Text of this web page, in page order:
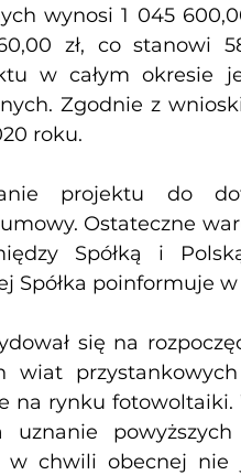
wynosi 1 045
zł, co stanowi
w całym okresie
Zgodnie z
roku.
projektu do
Ostateczne
Spółką i
Spółka poinformuje
się na
wiat
na rynku
uznanie
w chwili obecnej nie